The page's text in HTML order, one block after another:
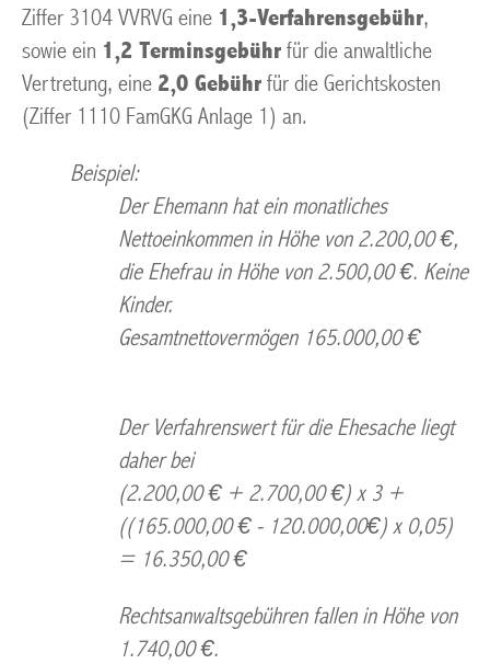
Ziffer 3104 VVRVG eine 1,3-Verfahrensgebühr,
sowie ein 1,2 Terminsgebühr für die anwaltliche
Vertretung, eine 2,0 Gebühr für die Gerichtskosten
(Ziffer 1110 FamGKG Anlage 1) an.
Beispiel:
Der Ehemann hat ein monatliches
Nettoeinkommen in Höhe von 2.200,00 €,
die Ehefrau in Höhe von 2.500,00 €. Keine
Kinder.
Gesamtnettovermögen 165.000,00 €
Der Verfahrenswert für die Ehesache liegt
daher bei
(2.200,00 € + 2.700,00 €) x 3 +
((165.000,00 € - 120.000,00€) x 0,05)
= 16.350,00 €
Rechtsanwaltsgebühren fallen in Höhe von
1.740,00 €.